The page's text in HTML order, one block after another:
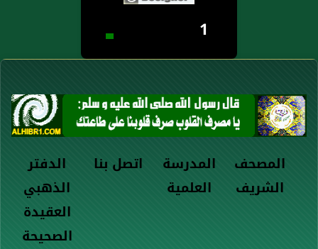
1
الدفتر
الذهبي
اتصل بنا
المدرسة
العلمية
المصحف
الشريف
العقيدة
الصحيحة